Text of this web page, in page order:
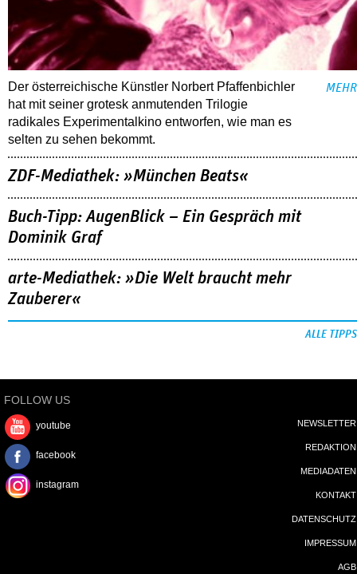
Der österreichische Künstler Norbert Pfaffenbichler
hat mit seiner grotesk anmutenden Trilogie
radikales Experimentalkino entworfen, wie man es
selten zu sehen bekommt.
MEHR
ZDF-Mediathek: »München Beats«
Buch-Tipp: AugenBlick – Ein Gespräch mit
Dominik Graf
arte-Mediathek: »Die Welt braucht mehr
Zauberer«
ALLE TIPPS
FOLLOW US
youtube
facebook
instagram
NEWSLETTER
REDAKTION
MEDIADATEN
KONTAKT
DATENSCHUTZ
IMPRESSUM
AGB